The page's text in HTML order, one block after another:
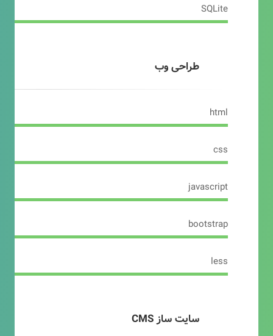
SQLite
طراحی وب
html
css
javascript
bootstrap
less
سایت ساز CMS